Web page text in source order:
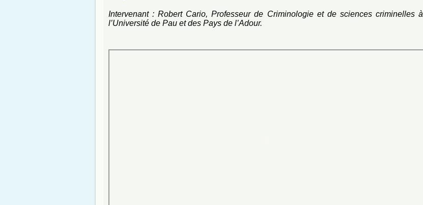
Intervenant : Robert Cario, Professeur de Criminologie et de sciences criminelles à
l’Université de Pau et des Pays de l’Adour.